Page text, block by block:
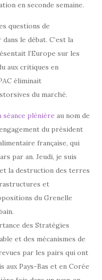
en seconde semaine.
questions de
le débat. C’est la
l’Europe sur les
aux critiques en
éliminait
du marché.
plénière au nom de
du président
française, qui
par an. Jeudi, je suis
la destruction des terres
et
du Grenelle
des Stratégies
et des mécanismes de
par les pairs qui ont
aux Pays-Bas et en Corée